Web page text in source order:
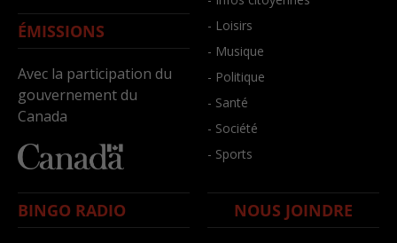
ÉMISSIONS
Avec la participation du
gouvernement du
Canada
- Loisirs
- Musique
- Politique
- Santé
- Société
- Sports
BINGO RADIO NOUS JOINDRE